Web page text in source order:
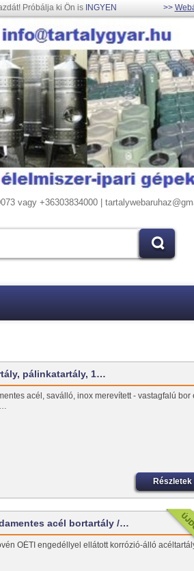
Próbálja ki Ön is INGYEN >>
vagy +36303834000 |
pálinkatartály, 1…
acél, saválló, inox merevített - vastagfalú bor
Részletek
acél bortartály /…
OÉTI engedéllyel ellátott korrózió-álló